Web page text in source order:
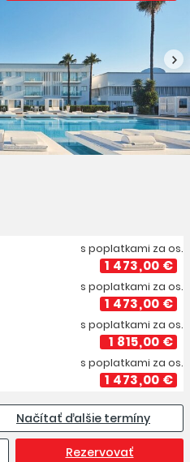
s poplatkami za os.
1 473,00 €
s poplatkami za os.
1 473,00 €
s poplatkami za os.
1 815,00 €
s poplatkami za os.
1 473,00 €
Načítať ďalšie termíny
Rezervovať